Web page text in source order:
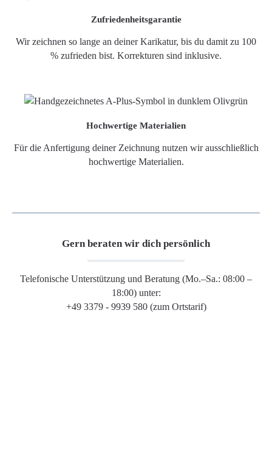
Zufriedenheitsgarantie
Wir zeichnen so lange an deiner Karikatur, bis du damit zu 100
% zufrieden bist. Korrekturen sind inklusive.
Hochwertige Materialien
Für die Anfertigung deiner Zeichnung nutzen wir ausschließlich
hochwertige Materialien.
Gern beraten wir dich persönlich
Telefonische Unterstützung und Beratung (Mo.–Sa.: 08:00 –
18:00) unter:
+49 3379 - 9939 580 (zum Ortstarif)